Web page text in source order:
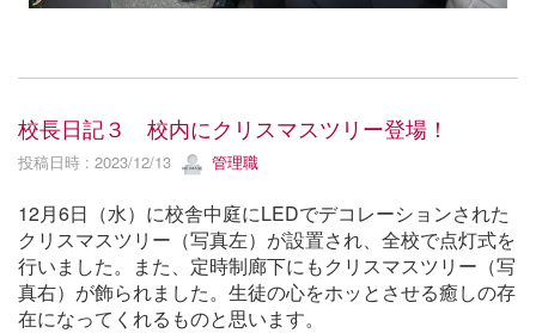
校長日記３ 校内にクリスマスツリー登場！
投稿日時 : 2023/12/13 管理職
12月6日（水）に校舎中庭にLEDでデコレーションされた
クリスマスツリー（写真左）が設置され、全校で点灯式を
行いました。また、定時制廊下にもクリスマスツリー（写
真右）が飾られました。生徒の心をホッとさせる癒しの存
在になってくれるものと思います。